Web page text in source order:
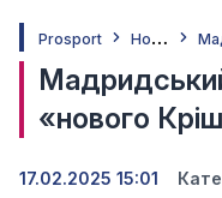
Prosport Н
овини
«нового
17.02.2025 15:01